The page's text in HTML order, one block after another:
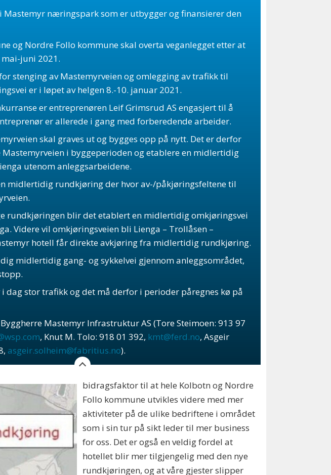
Mastemyr næringspark som er utbygger og finansierer den
og Nordre Follo kommune skal overta veganlegget etter at
juni 2021.
stenging av Mastemyrveien og omlegging av trafikk til
er i løpet av helgen 8.-10. januar 2021.
er entreprenøren Leif Grimsrud AS engasjert til å
er allerede i gang med forberedende arbeider.
skal graves ut og bygges opp på nytt. Det er derfor
Mastemyrveien i byggeperioden og etablere en midlertidig
utenom anleggsarbeidene.
midlertidig rundkjøring der hvor av-/påkjøringsfeltene til
rundkjøringen blir det etablert en midlertidig omkjøringsvei
Videre vil omkjøringsveien bli Lienga – Trollåsen –
hotell får direkte avkjøring fra midlertidig rundkjøring.
midlertidig gang- og sykkelvei gjennom anleggsområdet,
dag stor trafikk og det må derfor i perioder påregnes kø på
Byggherre Mastemyr Infrastruktur AS (Tore Steimoen: 913 97
, Knut M. Tolo: 918 01 392, kmt@ferd.no, Asgeir
asgeir.solheim@fabritius.no).
bidragsfaktor til at hele Kolbotn og Nordre
Follo kommune utvikles videre med mer
aktiviteter på de ulike bedriftene i området
som i sin tur på sikt leder til mer business
for oss. Det er også en veldig fordel at
hotellet blir mer tilgjengelig med den nye
rundkjøringen, og at våre gjester slipper